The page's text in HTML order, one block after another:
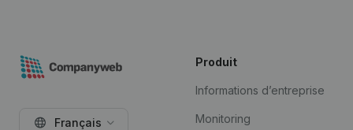
Français
Produit
Informations d’entreprise
Monitoring